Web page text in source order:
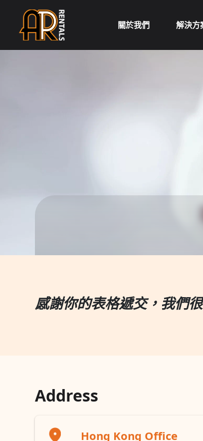
content
關於我們 解決方
感謝你的表格遞交，我們
Address
Hong Kong Office